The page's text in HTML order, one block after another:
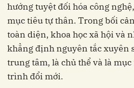
hướng tuyệt đối hóa công
mục tiêu tự thân. Trong bối
toàn diện, khoa học xã hội và
khẳng định nguyên tắc xuyên
trung tâm, là chủ thể và là
trình đổi mới.